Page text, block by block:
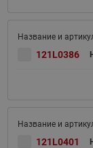
121L0386
121L0401